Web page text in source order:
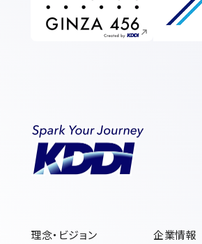
新規ウィンドウで開く
理念・ビジョン 企業情報